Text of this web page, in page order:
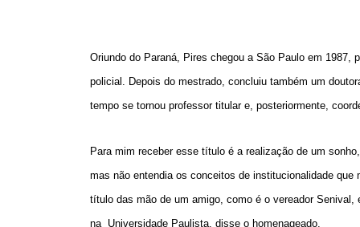
Oriundo do Paraná, Pires chegou a São Paulo em 1987,
policial. Depois do mestrado, concluiu também um
tempo se tornou professor titular e, posteriormente,
Para mim receber esse título é a realização de um
mas não entendia os conceitos de institucionalidade
título das mão de um amigo, como é o vereador
na Universidade Paulista, disse o homenageado.